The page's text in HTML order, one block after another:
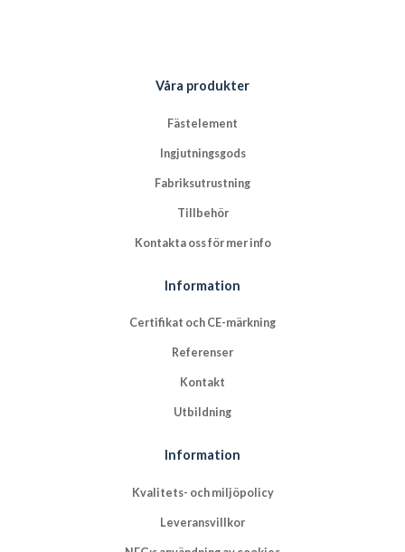
Våra produkter
Fästelement
Ingjutningsgods
Fabriksutrustning
Tillbehör
Kontakta oss för mer info
Information
Certifikat och CE-märkning
Referenser
Kontakt
Utbildning
Information
Kvalitets- och miljöpolicy
Leveransvillkor